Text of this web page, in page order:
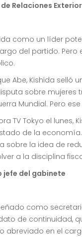
Relaciones
como un líder
del partido. Pero
Abe, Kishida selló
sobre mujeres
Mundial. Pero
TV Tokyo el
de la economía.
sobre la idea de
a la disciplina
jefe del gabinete
como
de continuidad,
abreviado en el